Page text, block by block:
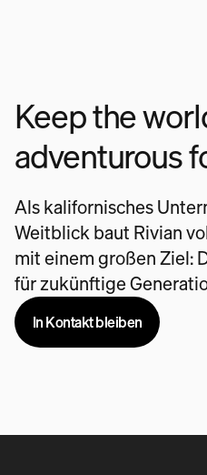
Keep the
adventurous
Als kalifornisches
Weitblick baut Rivian
mit einem großen Ziel:
für zukünftige
In Kontakt bleiben